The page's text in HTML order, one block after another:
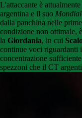
L'attaccante è
argentina e il suo
dalla panchina nelle
condizione non ottimale,
la Giordania, in cui
continue voci riguardanti
concentrazione
spezzoni che il CT